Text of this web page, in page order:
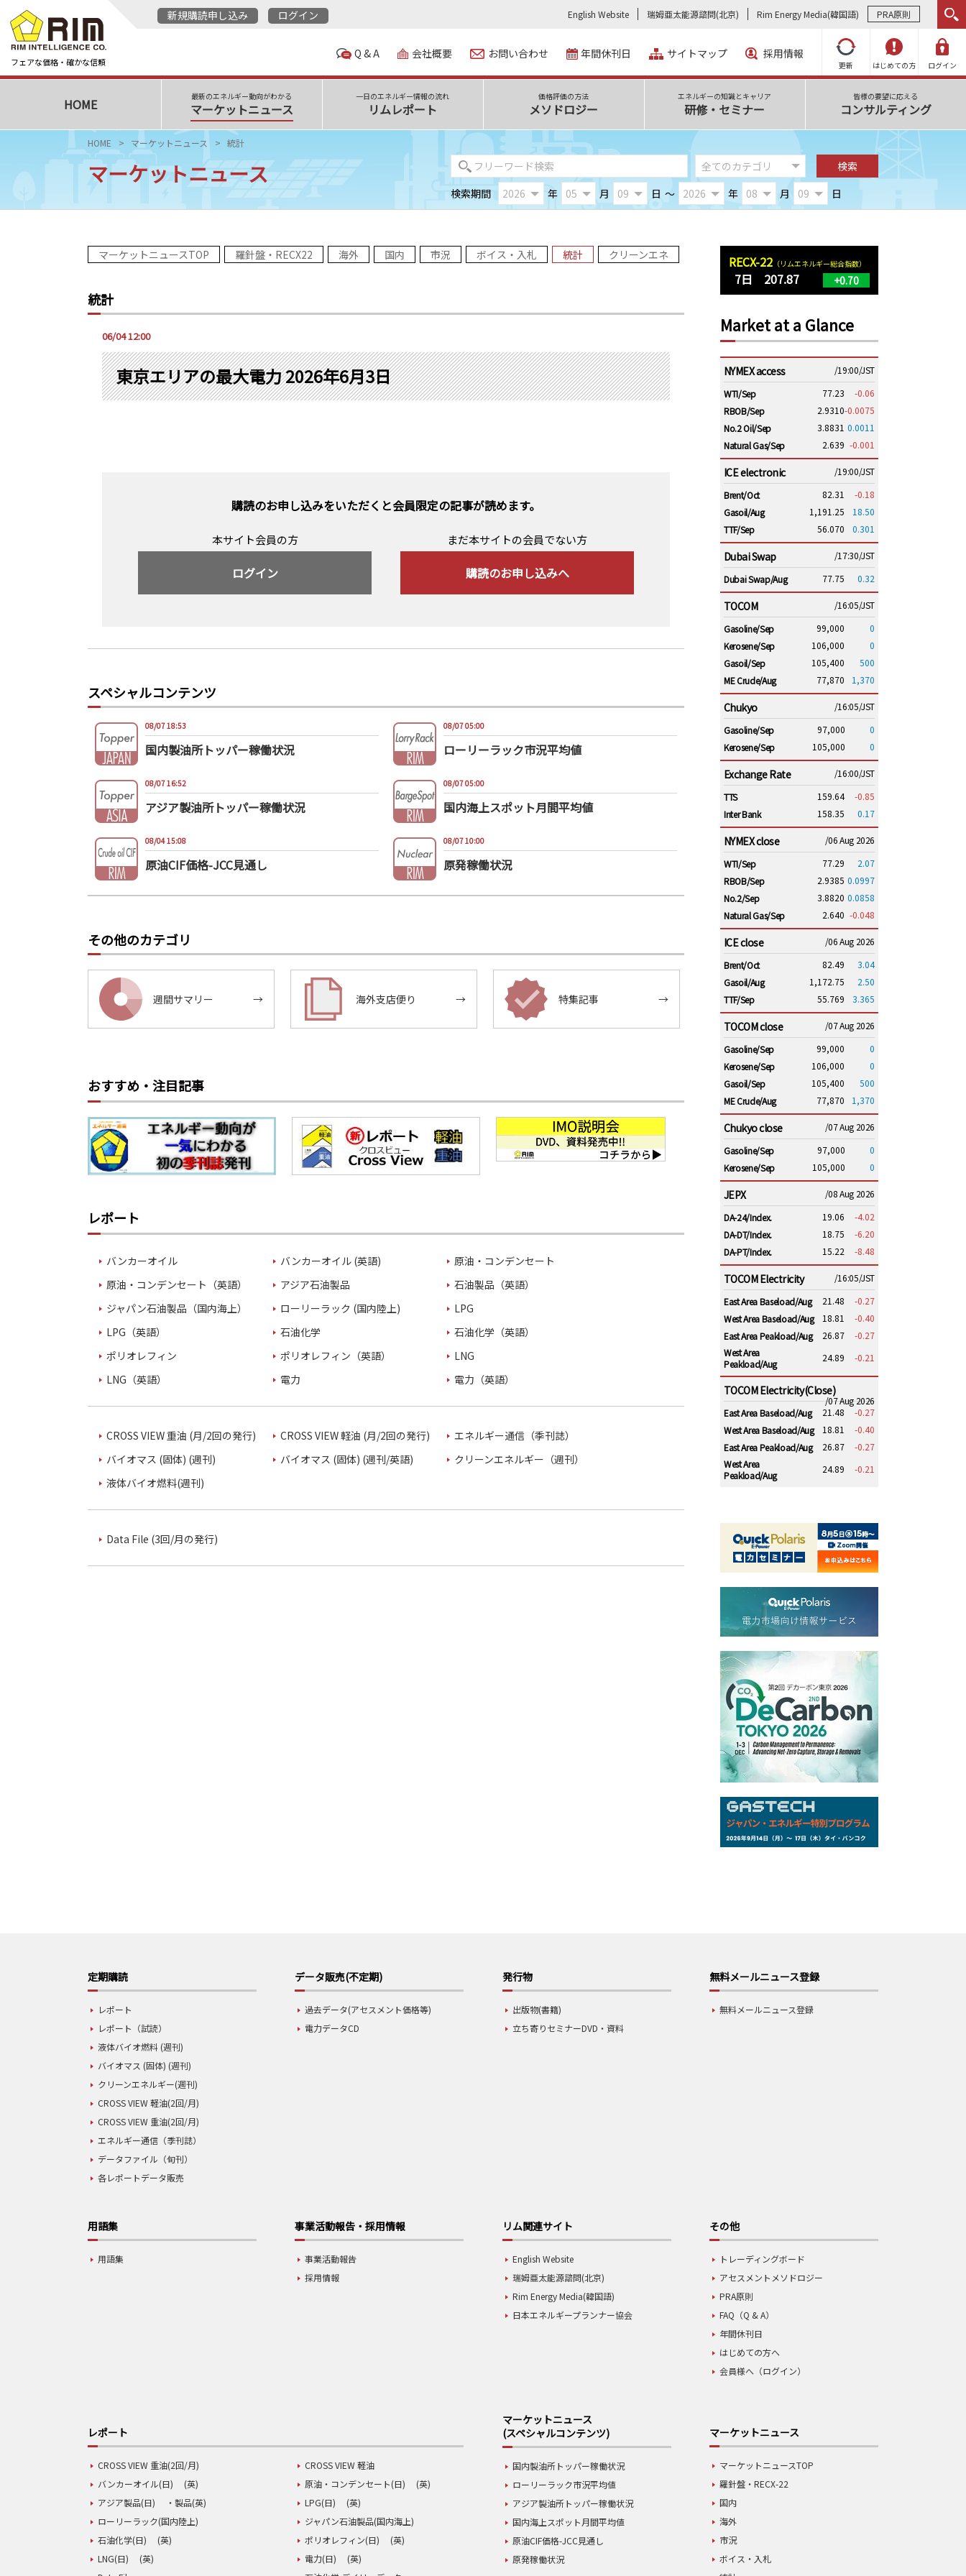
フェアな価格・確かな信頼
新規購読申し込み ログイン English Website 瑞姆亜太能源諮問(北京) Rim Energy Media(韓国語) PRA原則
更新 はじめての方 ログイン
Q & A 会社概要 お問い合わせ 年間休刊日 サイトマップ 採用情報
HOME 最新のエネルギー動向がわかる
マーケットニュース
一日のエネルギー情報の流れ
リムレポート
価格評価の方法
メソドロジー
エネルギーの知識とキャリア
研修・セミナー
皆様の要望に応える
コンサルティング
HOME マーケットニュース 統計
マーケットニュース
検索期間 年 月 日 ～ 年 月 日
マーケットニュースTOP 羅針盤・RECX22 海外 国内 市況 ボイス・入札 統計 クリーンエネ
統計
06/04 12:00
東京エリアの最大電力 2026年6月3日
購読のお申し込みをいただくと会員限定の記事が読めます。
本サイト会員の方
ログイン
まだ本サイトの会員でない方
購読のお申し込みへ
スペシャルコンテンツ
08/07 18:53
国内製油所トッパー稼働状況
08/07 05:00
ローリーラック市況平均値
08/07 16:52
アジア製油所トッパー稼働状況
08/07 05:00
国内海上スポット月間平均値
08/04 15:08
原油CIF価格-JCC見通し
08/07 10:00
原発稼働状況
その他のカテゴリ
週間サマリー → 海外支店便り → 特集記事 →
おすすめ・注目記事
レポート
バンカーオイル バンカーオイル (英語)
原油・コンデンセート
原油・コンデンセート（英語）
アジア石油製品
石油製品（英語）
ジャパン石油製品（国内海上）
ローリーラック (国内陸上)
LPG
LPG（英語）
石油化学
石油化学（英語）
ポリオレフィン
ポリオレフィン（英語）
LNG
LNG（英語）
電力 電力（英語）
CROSS VIEW 重油 (月/2回の発行) CROSS VIEW 軽油 (月/2回の発行)
エネルギー通信（季刊誌）
バイオマス (固体) (週刊)
バイオマス (固体) (週刊/英語)
クリーンエネルギー（週刊）
液体バイオ燃料(週刊)
Data File (3回/月の発行)
RECX-22 （リムエネルギー総合指数）
7日 207.87 +0.70
Market at a Glance
NYMEX access
/19:00/JST
WTI/Sep
77.23
-0.06
RBOB/Sep
2.9310-0.0075
No.2 Oil/Sep
3.8831 0.0011
Natural Gas/Sep
2.639 -0.001
ICE electronic
/19:00/JST
Brent/Oct
82.31
-0.18
Gasoil/Aug
1,191.25
18.50
TTF/Sep
56.070 0.301
Dubai Swap
/17:30/JST
Dubai Swap/Aug
77.75 0.32
TOCOM
/16:05/JST
Gasoline/Sep
99,000
0
Kerosene/Sep
106,000
0
Gasoil/Sep
105,400
500
ME Crude/Aug
77,870 1,370
Chukyo
/16:05/JST
Gasoline/Sep
97,000
0
Kerosene/Sep
105,000 0
Exchange Rate
/16:00/JST
TTS
159.64
-0.85
Inter Bank
158.35 0.17
NYMEX close
/06 Aug 2026
WTI/Sep
77.29
2.07
RBOB/Sep
2.9385 0.0997
No.2/Sep
3.8820 0.0858
Natural Gas/Sep
2.640 -0.048
ICE close
/06 Aug 2026
Brent/Oct
82.49
3.04
Gasoil/Aug
1,172.75
2.50
TTF/Sep
55.769 3.365
TOCOM close
/07 Aug 2026
Gasoline/Sep
99,000
0
Kerosene/Sep
106,000
0
Gasoil/Sep
105,400
500
ME Crude/Aug
77,870 1,370
Chukyo close
/07 Aug 2026
Gasoline/Sep
97,000
0
Kerosene/Sep
105,000 0
JEPX
/08 Aug 2026
DA-24/Index.
19.06
-4.02
DA-DT/Index.
18.75
-6.20
DA-PT/Index.
15.22 -8.48
TOCOM Electricity
/16:05/JST
East Area Baseload/Aug
21.48
-0.27
West Area Baseload/Aug
18.81
-0.40
East Area Peakload/Aug
26.87
-0.27
West Area
Peakload/Aug
24.89 -0.21
TOCOM Electricity(Close)
/07 Aug 2026
East Area Baseload/Aug
21.48
-0.27
West Area Baseload/Aug
18.81
-0.40
East Area Peakload/Aug
26.87
-0.27
West Area
Peakload/Aug
24.89 -0.21
定期購読
レポート
レポート（試読）
液体バイオ燃料 (週刊)
バイオマス (固体) (週刊)
クリーンエネルギー(週刊)
CROSS VIEW 軽油(2回/月)
CROSS VIEW 重油(2回/月)
エネルギー通信（季刊誌）
データファイル（旬刊）
各レポートデータ販売
データ販売(不定期)
過去データ(アセスメント価格等)
電力データCD
発行物
出版物(書籍)
立ち寄りセミナーDVD・資料
無料メールニュース登録
無料メールニュース登録
用語集
用語集
事業活動報告・採用情報
事業活動報告
採用情報
リム関連サイト
English Website
瑞姆亜太能源諮問(北京)
Rim Energy Media(韓国語)
日本エネルギープランナー協会
その他
トレーディングボード
アセスメントメソドロジー
PRA原則
FAQ（Q & A）
年間休刊日
はじめての方へ
会員様へ（ログイン）
レポート
CROSS VIEW 重油(2回/月)
CROSS VIEW 軽油
バンカーオイル(日)
(英) 原油・コンデンセート(日)
(英)
アジア製品(日)
・製品(英) LPG(日)
(英)
ローリーラック(国内陸上)
ジャパン石油製品(国内海上)
石油化学(日)
(英) ポリオレフィン(日)
(英)
LNG(日)
(英) 電力(日)
(英)
マーケットニュース
(スペシャルコンテンツ)
国内製油所トッパー稼働状況
ローリーラック市況平均値
アジア製油所トッパー稼働状況
国内海上スポット月間平均値
原油CIF価格-JCC見通し
原発稼働状況
マーケットニュース
マーケットニュースTOP
羅針盤・RECX-22
国内
海外
市況
ボイス・入札